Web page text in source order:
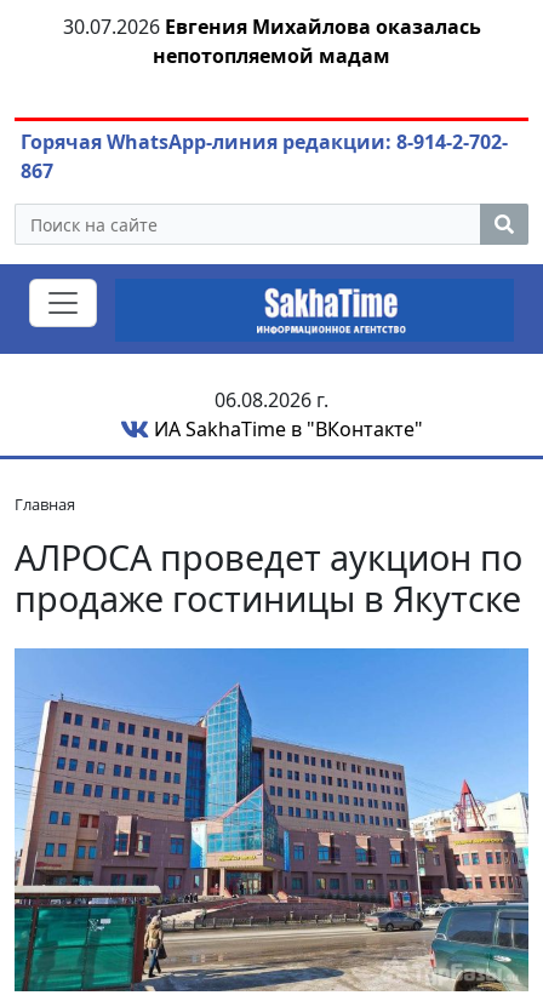
30.07.2026 Евгения Михайлова оказалась
непотопляемой мадам
Горячая WhatsApp-линия редакции: 8-914-2-702-
867
06.08.2026 г.
ИА SakhaTime в "ВКонтакте"
Главная
АЛРОСА проведет аукцион по
продаже гостиницы в Якутске